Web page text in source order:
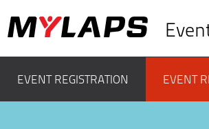
EVENT REGISTRATION EVENT